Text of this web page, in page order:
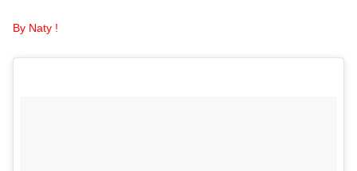
By Naty !